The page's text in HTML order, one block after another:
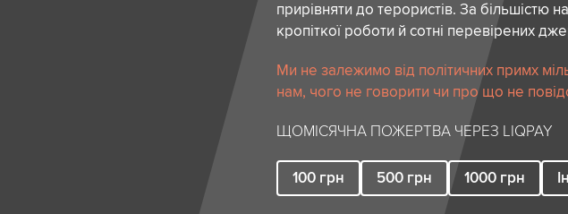
прирівняти до терористів. За більшістю
кропіткої роботи й сотні перевірених
Ми не залежимо від політичних примх
нам, чого не говорити чи про що не
ЩОМІСЯЧНА ПОЖЕРТВА ЧЕРЕЗ LIQPAY
100 грн 500 грн 1000 грн